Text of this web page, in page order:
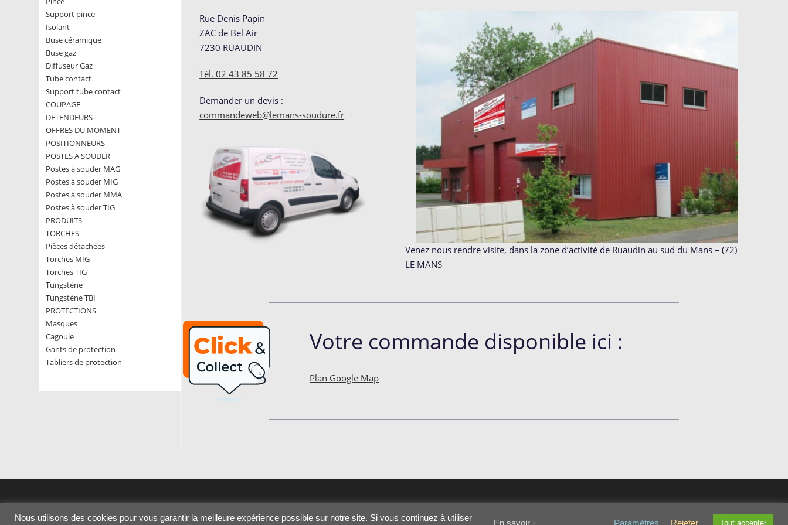
Rue Denis Papin
ZAC de Bel Air
7230 RUAUDIN
Tél. 02 43 85 58 72
Demander un devis :
commandeweb@lemans-soudure.fr
Venez nous rendre visite, dans la zone d’activité de Ruaudin au sud du Mans – (72)
LE MANS
Votre commande disponible ici :
Plan Google Map
Support pince
Isolant
Buse céramique
Buse gaz
Diffuseur Gaz
Tube contact
Support tube contact
COUPAGE
DETENDEURS
OFFRES DU MOMENT
POSITIONNEURS
POSTES A SOUDER
Postes à souder MAG
Postes à souder MIG
Postes à souder MMA
Postes à souder TIG
PRODUITS
TORCHES
Pièces détachées
Torches MIG
Torches TIG
Tungstène
Tungstène TBI
PROTECTIONS
Masques
Cagoule
Gants de protection
Tabliers de protection
Nous utilisons des cookies pour vous garantir la meilleure expérience possible sur notre site. Si vous continuez à utiliser
En savoir + Paramètres Rejeter Tout accepter